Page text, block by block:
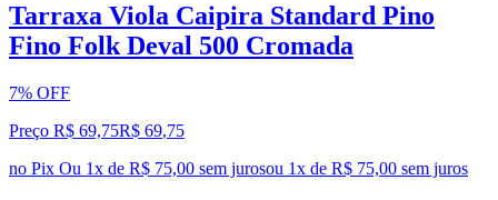
Tarraxa Viola Caipira Standard Pino
Fino Folk Deval 500 Cromada
7% OFF
Preço R$ 69,75R$ 69,75
no Pix Ou 1x de R$ 75,00 sem jurosou 1x de R$ 75,00 sem juros